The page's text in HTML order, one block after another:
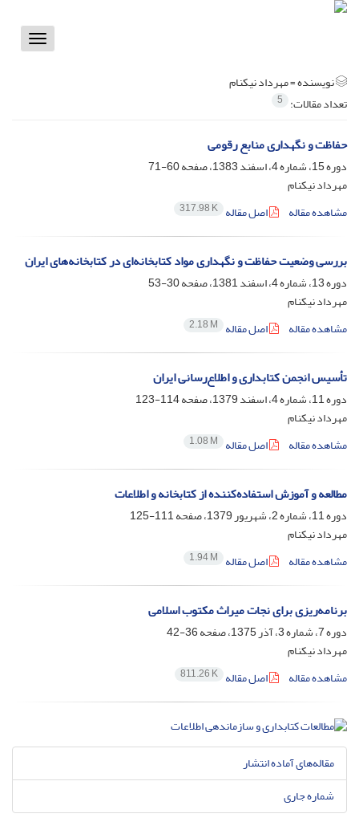
Toggle
نویسنده =مهرداد نیکنام
تعداد مقالات: 5
حفاظت و نگهداری منابع رقومی
دوره 15، شماره 4، اسفند 1383، صفحه
60-71
مهرداد نیکنام
مشاهده مقاله
اصل مقاله 317.98 K
بررسی وضعیت حفاظت و نگهداری مواد کتابخانه‌ای در کتابخانه‌های ایران
دوره 13، شماره 4، اسفند 1381، صفحه
30-53
مهرداد نیکنام
مشاهده مقاله
اصل مقاله 2.18 M
تأسیس انجمن کتابداری و اطلاع‌رسانی ایران
دوره 11، شماره 4، اسفند 1379، صفحه
114-123
مهرداد نیکنام
مشاهده مقاله
اصل مقاله 1.08 M
مطالعه و آموزش استفاده‌کننده از کتابخانه و اطلاعات
دوره 11، شماره 2، شهریور 1379، صفحه
111-125
مهرداد نیکنام
مشاهده مقاله
اصل مقاله 1.94 M
برنامه‌ریزی برای نجات میراث مکتوب اسلامی
دوره 7، شماره 3، آذر 1375، صفحه
36-42
مهرداد نیکنام
مشاهده مقاله
اصل مقاله 811.26 K
مقاله‌های آماده انتشار
شماره جاری